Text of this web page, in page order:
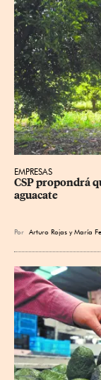
EMPRESAS
CSP propondrá
aguacate
Por Arturo Rojas yMaría